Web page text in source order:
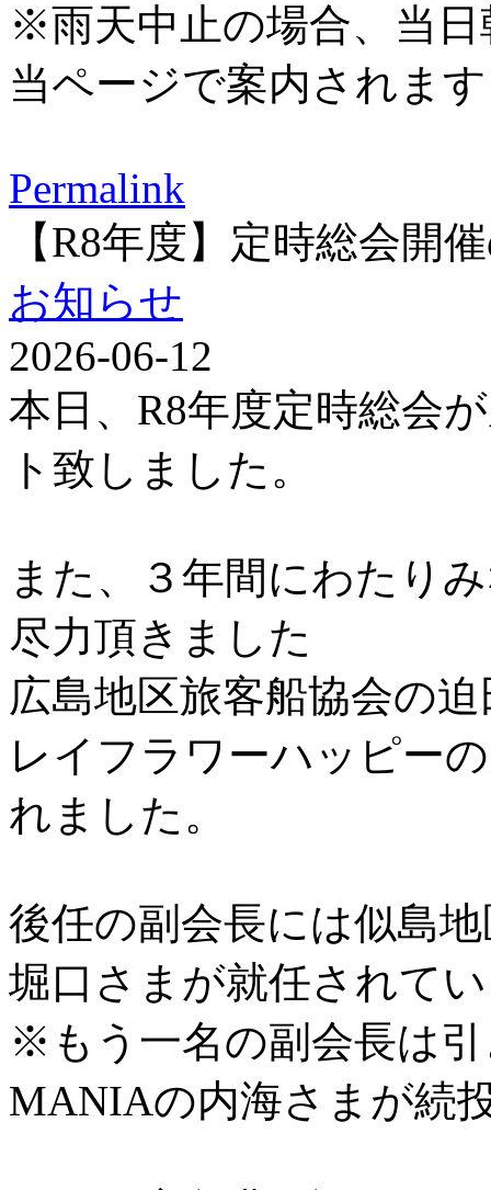
※雨天中止の場合、当日
当ページで案内されます
Permalink
【R8年度】定時総会開
お知らせ
2026-06-12
本日、R8年度定時総会
ト致しました。
また、３年間にわたり
尽力頂きました
広島地区旅客船協会の
レイフラワーハッピー
れました。
後任の副会長には似島
堀口さまが就任されて
※もう一名の副会長は引
MANIAの内海さまが続